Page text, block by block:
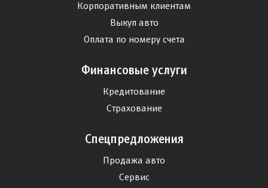
Корпоративным клиентам
Выкуп авто
Оплата по номеру счета
Финансовые услуги
Кредитование
Страхование
Спецпредложения
Продажа авто
Сервис